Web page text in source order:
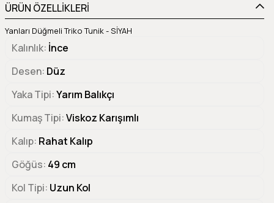
ÜRÜN ÖZELLİKLERİ
Yanları Düğmeli Triko Tunik - SİYAH
Kalınlık İnce
Desen Düz
Yaka Tipi Yarım Balıkçı
Kumaş Tipi Viskoz Karışımlı
Kalıp Rahat Kalıp
Göğüs 49 cm
Kol Tipi Uzun Kol